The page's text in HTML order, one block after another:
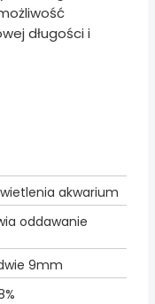
długości i
akwarium
oddawanie
9mm